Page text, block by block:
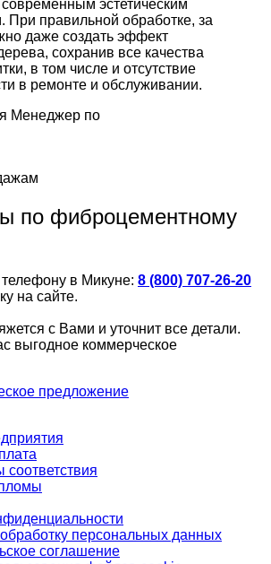
эстетическим
При правильной обработке, за
даже создать эффект
сохранив все качества
в том числе и отсутствие
в ремонте и обслуживании.
по фиброцементному
в Микуне: 8 (800) 707-26-20
на сайте.
с Вами и уточнит все детали.
выгодное коммерческое
предложение
персональных данных
соглашение